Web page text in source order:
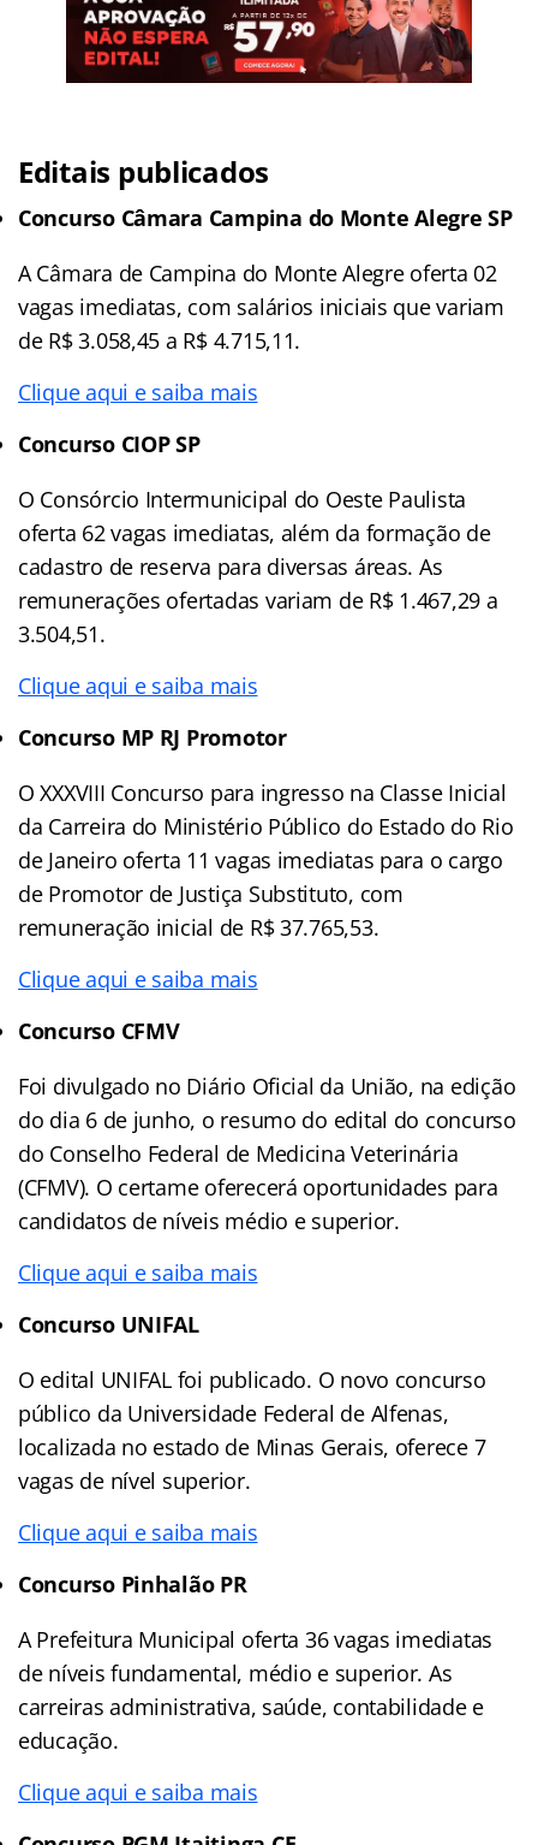
Editais publicados
Concurso Câmara Campina do Monte Alegre SP
A Câmara de Campina do Monte Alegre oferta 02
vagas imediatas, com salários iniciais que variam
de R$ 3.058,45 a R$ 4.715,11.
Clique aqui e saiba mais
Concurso CIOP SP
O Consórcio Intermunicipal do Oeste Paulista
oferta 62 vagas imediatas, além da formação de
cadastro de reserva para diversas áreas. As
remunerações ofertadas variam de R$ 1.467,29 a
3.504,51.
Clique aqui e saiba mais
Concurso MP RJ Promotor
O XXXVIII Concurso para ingresso na Classe Inicial
da Carreira do Ministério Público do Estado do Rio
de Janeiro oferta 11 vagas imediatas para o cargo
de Promotor de Justiça Substituto, com
remuneração inicial de R$ 37.765,53.
Clique aqui e saiba mais
Concurso CFMV
Foi divulgado no Diário Oficial da União, na edição
do dia 6 de junho, o resumo do edital do concurso
do Conselho Federal de Medicina Veterinária
(CFMV). O certame oferecerá oportunidades para
candidatos de níveis médio e superior.
Clique aqui e saiba mais
Concurso UNIFAL
O edital UNIFAL foi publicado. O novo concurso
público da Universidade Federal de Alfenas,
localizada no estado de Minas Gerais, oferece 7
vagas de nível superior.
Clique aqui e saiba mais
Concurso Pinhalão PR
A Prefeitura Municipal oferta 36 vagas imediatas
de níveis fundamental, médio e superior. As
carreiras administrativa, saúde, contabilidade e
educação.
Clique aqui e saiba mais